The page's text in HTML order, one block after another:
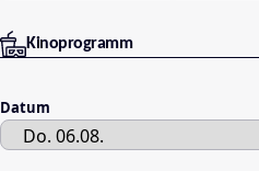
Kinoprogramm
Datum